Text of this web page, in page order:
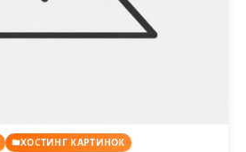
ХОСТИНГ КАРТИНОК